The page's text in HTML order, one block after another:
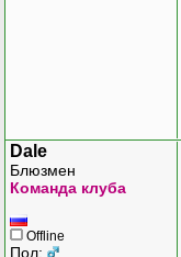
Dale
Блюзмен
Команда клуба
Offline
Пол: